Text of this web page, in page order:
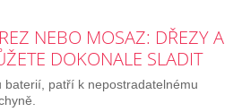
NEBO MOSAZ: DŘEZY A
DOKONALE SLADIT
baterií, patří k nepostradatelnému